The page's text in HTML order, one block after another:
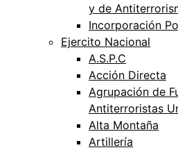
y de
Incorporación
Ejercito Nacional
A.S.P.C
Acción Directa
Agrupación de
Antiterroristas
Alta Montaña
Artillería